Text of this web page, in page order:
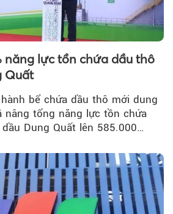
năng lực tồn chứa dầu thô
Quất
bể chứa dầu thô mới dung
nâng tổng năng lực tồn chứa
Dung Quất lên 585.000